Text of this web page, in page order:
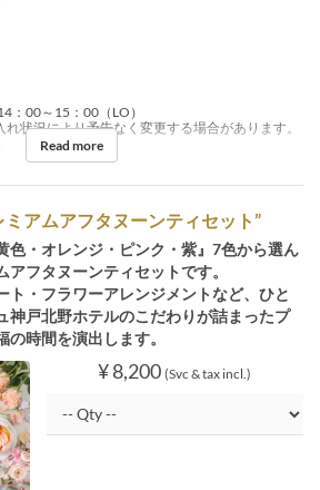
00～15：00（LO）
状況により予告なく変更する場合があります。
Read more
アムアフタヌーンティセット”
色・オレンジ・ピンク・紫』7色から選ん
フタヌーンティセットです。
ト・フラワーアレンジメントなど、ひと
神戸北野ホテルのこだわりが詰まったプ
時間を演出します。
¥ 8,200 (Svc & tax incl.)